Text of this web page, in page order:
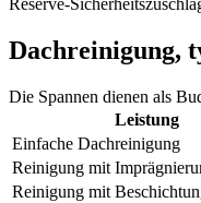
Reserve-
Dachreinigung,
Die Spannen dienen als
Leistung
Einfache Dachreinigung
Reinigung mit
Reinigung mit